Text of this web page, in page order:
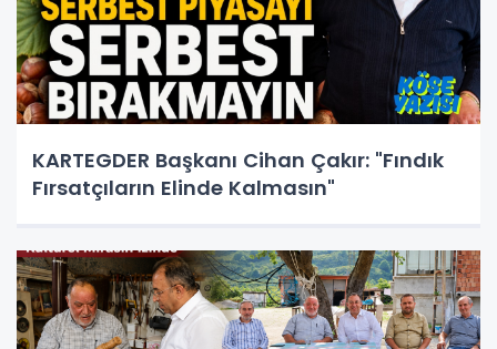
KARTEGDER Başkanı Cihan Çakır: "Fındık
Fırsatçıların Elinde Kalmasın"